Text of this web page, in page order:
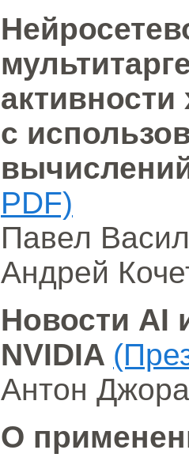
с
PDF)
Павел
Андрей
Новости AI
NVIDIA
Антон
О